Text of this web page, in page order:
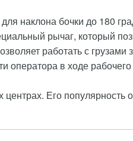
наклона бочки до 180
рычаг, который
работать с
в ходе
Его